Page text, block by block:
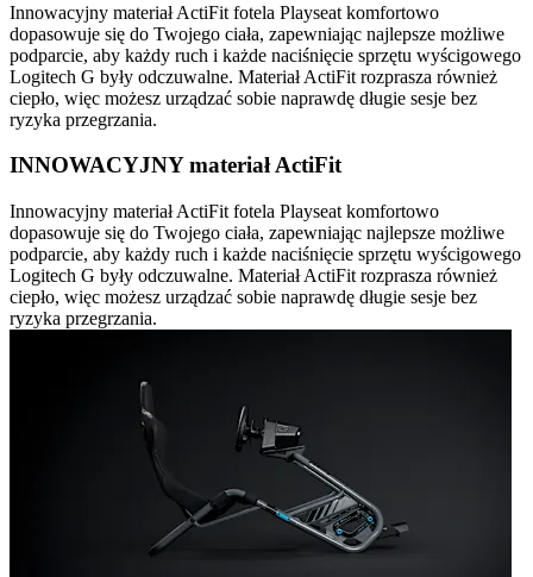
Innowacyjny materiał ActiFit fotela Playseat komfortowo
dopasowuje się do Twojego ciała, zapewniając najlepsze możliwe
podparcie, aby każdy ruch i każde naciśnięcie sprzętu wyścigowego
Logitech G były odczuwalne. Materiał ActiFit rozprasza również
ciepło, więc możesz urządzać sobie naprawdę długie sesje bez
ryzyka przegrzania.
INNOWACYJNY materiał ActiFit
Innowacyjny materiał ActiFit fotela Playseat komfortowo
dopasowuje się do Twojego ciała, zapewniając najlepsze możliwe
podparcie, aby każdy ruch i każde naciśnięcie sprzętu wyścigowego
Logitech G były odczuwalne. Materiał ActiFit rozprasza również
ciepło, więc możesz urządzać sobie naprawdę długie sesje bez
ryzyka przegrzania.